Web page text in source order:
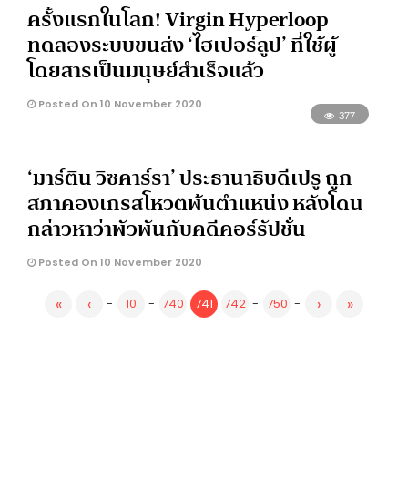
ครั้งแรกในโลก! Virgin Hyperloop
ทดลองระบบขนส่ง ‘ไฮเปอร์ลูป’ ที่ใช้ผู้
โดยสารเป็นมนุษย์สำเร็จแล้ว
Posted On 10 November 2020
377
‘มาร์ติน วิซคาร์รา’ ประธานาธิบดีเปรู ถูก
สภาคองเกรสโหวตพ้นตำแหน่ง หลังโดน
กล่าวหาว่าพัวพันกับคดีคอร์รัปชั่น
Posted On 10 November 2020
« ‹ - 10 - 740 741 742 - 750 - › »